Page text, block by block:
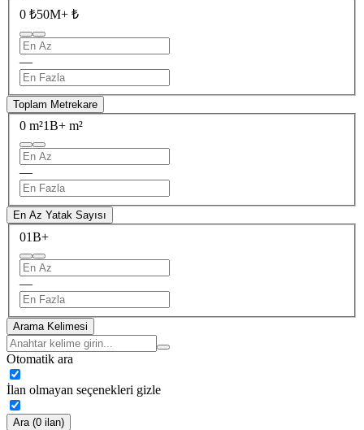
0 ₺50M+ ₺
—
Toplam Metrekare
0 m²1B+ m²
—
En Az Yatak Sayısı
01B+
—
Arama Kelimesi
Otomatik ara
İlan olmayan seçenekleri gizle
Ara (0 ilan)